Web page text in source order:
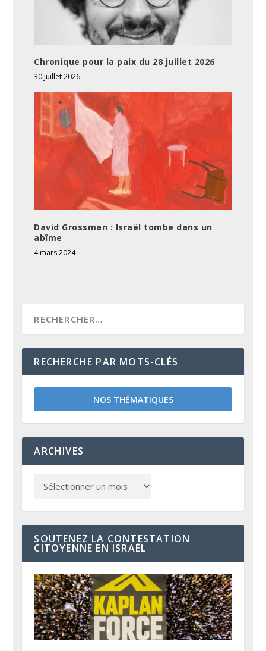
Chronique pour la paix du 28 juillet 2026
30 juillet 2026
David Grossman : Israël tombe dans un
abîme
4 mars 2024
RECHERCHE PAR MOTS-CLÉS
NOS THÉMATIQUES
ARCHIVES
SOUTENEZ LA CONTESTATION
CITOYENNE EN ISRAËL